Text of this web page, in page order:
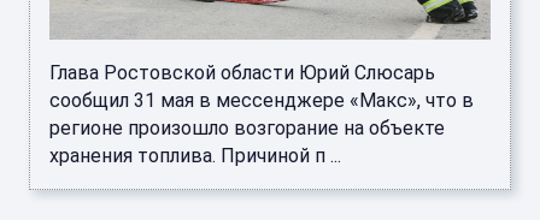
Глава Ростовской области Юрий Слюсарь
сообщил 31 мая в мессенджере «Макс», что в
регионе произошло возгорание на объекте
хранения топлива. Причиной п ...